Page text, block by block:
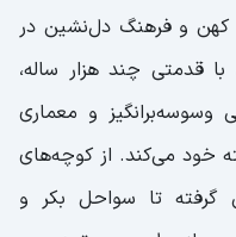
کهن و فرهنگ دل‌نشین در
قدمتی چند هزار ساله،
وسوسه‌برانگیز و معماری
خود می‌کند. از کوچه‌های
گرفته تا سواحل بکر و